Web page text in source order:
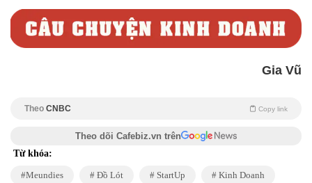
Gia Vũ
Theo CNBC Copy link
Theo dõi Cafebiz.vn trên
Từ khóa:
Meundies Đồ Lót StartUp Kinh Doanh